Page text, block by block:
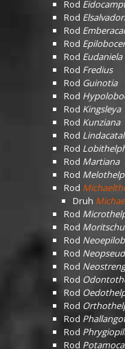
Rod
Rod
Rod
Rod
Rod Eudaniela
Rod Fredius
Rod Guinotia
Rod
Rod Kingsleya
Rod Kunziana
Rod
Rod
Rod Martiana
Rod
Rod
Druh
Rod
Rod
Rod
Rod
Rod
Rod
Rod
Rod
Rod
Rod
Rod